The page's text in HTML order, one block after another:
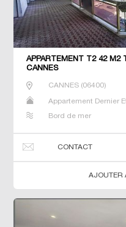
APPARTEMENT T2 42 M2
CANNES
CANNES(06400)
Appartement Dernier
Bord de mer
CONTACT
AJOUTER